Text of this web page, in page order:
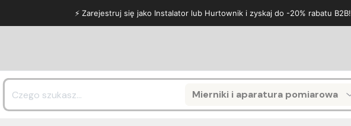
⚡ Zarejestruj się jako Instalator lub Hurtownik i zyskaj do -20% rabatu B2B!
Mierniki i aparatura pomiarowa
Search